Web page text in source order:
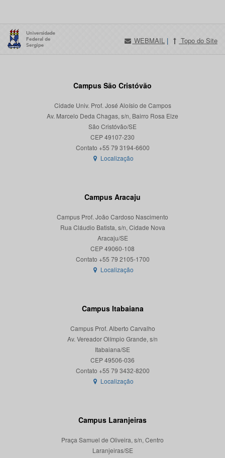
WEBMAIL | Topo do Site
Campus São Cristóvão
Cidade Univ. Prof. José Aloísio de Campos
Av. Marcelo Deda Chagas, s/n, Bairro Rosa Elze
São Cristóvão/SE
CEP 49107-230
Localização
Campus Aracaju
Campus Prof. João Cardoso Nascimento
Rua Cláudio Batista, s/n, Cidade Nova
Aracaju/SE
CEP 49060-108
Localização
Campus Itabaiana
Campus Prof. Alberto Carvalho
Av. Vereador Olímpio Grande, s/n
Itabaiana/SE
CEP 49506-036
Localização
Campus Laranjeiras
Praça Samuel de Oliveira, s/n, Centro
Laranjeiras/SE